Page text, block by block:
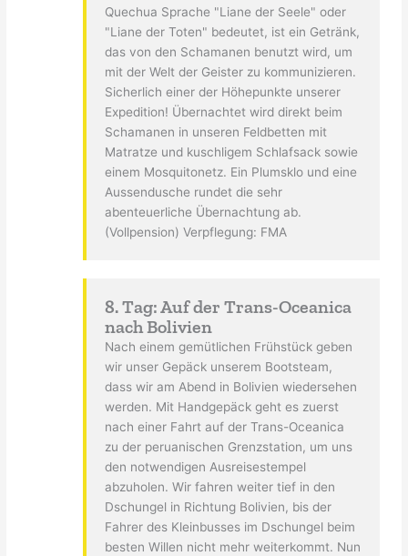
Quechua Sprache "Liane der Seele" oder
"Liane der Toten" bedeutet, ist ein Getränk,
das von den Schamanen benutzt wird, um
mit der Welt der Geister zu kommunizieren.
Sicherlich einer der Höhepunkte unserer
Expedition! Übernachtet wird direkt beim
Schamanen in unseren Feldbetten mit
Matratze und kuschligem Schlafsack sowie
einem Mosquitonetz. Ein Plumsklo und eine
Aussendusche rundet die sehr
abenteuerliche Übernachtung ab.
(Vollpension) Verpflegung: FMA
8. Tag: Auf der Trans-Oceanica
nach Bolivien
Nach einem gemütlichen Frühstück geben
wir unser Gepäck unserem Bootsteam,
dass wir am Abend in Bolivien wiedersehen
werden. Mit Handgepäck geht es zuerst
nach einer Fahrt auf der Trans-Oceanica
zu der peruanischen Grenzstation, um uns
den notwendigen Ausreisestempel
abzuholen. Wir fahren weiter tief in den
Dschungel in Richtung Bolivien, bis der
Fahrer des Kleinbusses im Dschungel beim
besten Willen nicht mehr weiterkommt. Nun